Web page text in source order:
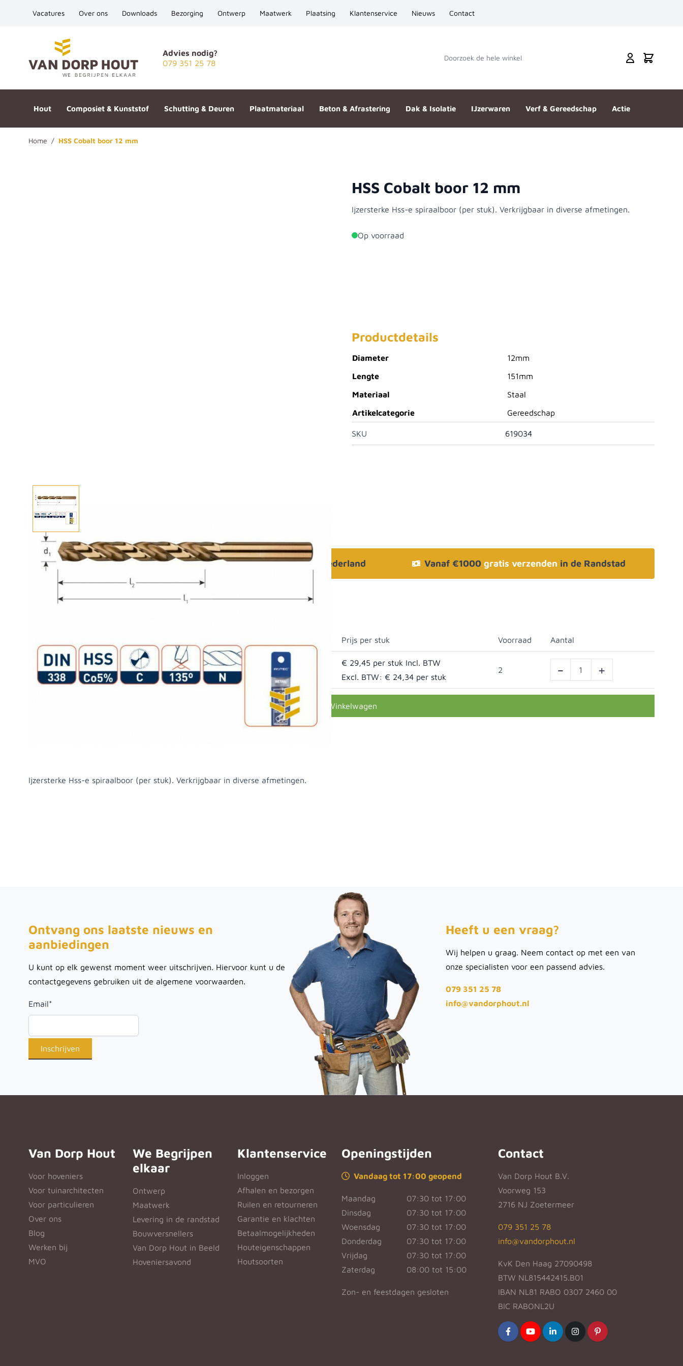
Vacatures Over ons Downloads Bezorging Ontwerp Maatwerk Plaatsing Klantenservice Nieuws Contact
Advies nodig?
079 351 25 78
Doorzoek de hele winkel Cart
Hout Composiet & Kunststof Schutting & Deuren Plaatmateriaal Beton & Afrastering Dak & Isolatie IJzerwaren Verf & Gereedschap Actie
Home / HSS Cobalt boor 12 mm
HSS Cobalt boor 12 mm
Ijzersterke Hss-e spiraalboor (per stuk). Verkrijgbaar in diverse afmetingen.
Op voorraad
Productdetails
Diameter
12mm
Lengte
151mm
Materiaal
Staal
Artikelcategorie
Gereedschap
SKU 619034
Afhalen? Kom gerust langs Bezorgen in heel Nederland Vanaf €1000 gratis verzenden in de Randstad
Selecteer afmetingen
Prijs per stuk Voorraad Aantal
HSS Cobalt boor 12 mm
€ 29,45
Excl. BTW: € 24,34
2 - +
In Winkelwagen
Ijzersterke Hss-e spiraalboor (per stuk). Verkrijgbaar in diverse afmetingen.
Ontvang ons laatste nieuws en
aanbiedingen
U kunt op elk gewenst moment weer uitschrijven. Hiervoor kunt u de
contactgegevens gebruiken uit de algemene voorwaarden.
Email*
Heeft u een vraag?
Wij helpen u graag. Neem contact op met een van
onze specialisten voor een passend advies.
079 351 25 78
info@vandorphout.nl
Van Dorp Hout
Voor hoveniers
Voor tuinarchitecten
Voor particulieren
Over ons
Blog
Werken bij
MVO
We Begrijpen
elkaar
Ontwerp
Maatwerk
Levering in de randstad
Bouwversnellers
Van Dorp Hout in Beeld
Hoveniersavond
Klantenservice
Inloggen
Afhalen en bezorgen
Ruilen en retourneren
Garantie en klachten
Betaalmogelijkheden
Houteigenschappen
Houtsoorten
Openingstijden
Vandaag tot 17:00 geopend
Maandag
07:30 tot 17:00
Dinsdag
07:30 tot 17:00
Woensdag
07:30 tot 17:00
Donderdag
07:30 tot 17:00
Vrijdag
07:30 tot 17:00
Zaterdag
08:00 tot 15:00
Zon- en feestdagen gesloten
Contact
Van Dorp Hout B.V.
Voorweg 153
2716 NJ Zoetermeer
079 351 25 78
info@vandorphout.nl
KvK Den Haag 27090498
BTW NL815442415.B01
IBAN NL81 RABO 0307 2460 00
BIC RABONL2U